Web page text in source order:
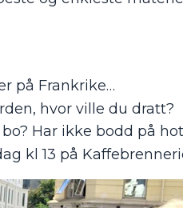
på Frankrike…
hvor ville du dratt?
Har ikke bodd på
kl 13 på